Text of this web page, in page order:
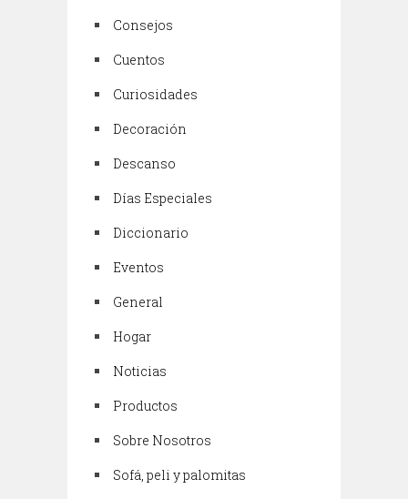
Consejos
Cuentos
Curiosidades
Decoración
Descanso
Días Especiales
Diccionario
Eventos
General
Hogar
Noticias
Productos
Sobre Nosotros
Sofá, peli y palomitas